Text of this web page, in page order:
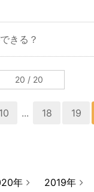
きる？
20 / 20
10 ... 18 19
年 2019年